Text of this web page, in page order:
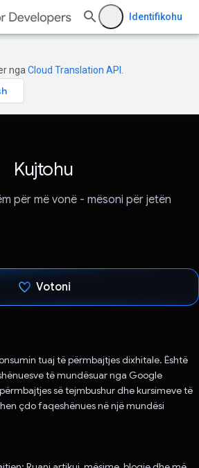
Identifikohu
nga Cloud Translation API
Kujtohu
për më vonë - mësoni për jetën
Votoni
tuaj të përmbajtjes dixhitale. Është
të mundësuar nga Google
së tejmbushur dhe kursimeve të
çdo faqeshënues në një mundësi